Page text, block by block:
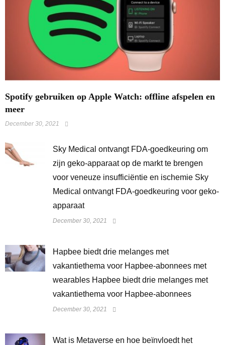
Spotify gebruiken op Apple Watch: offline afspelen en
meer
December 30, 2021
Sky Medical ontvangt FDA-goedkeuring om
zijn geko-apparaat op de markt te brengen
voor veneuze insufficiëntie en ischemie Sky
Medical ontvangt FDA-goedkeuring voor geko-
apparaat
December 30, 2021
Hapbee biedt drie melanges met
vakantiethema voor Hapbee-abonnees met
wearables Hapbee biedt drie melanges met
vakantiethema voor Hapbee-abonnees
December 30, 2021
Wat is Metaverse en hoe beïnvloedt het